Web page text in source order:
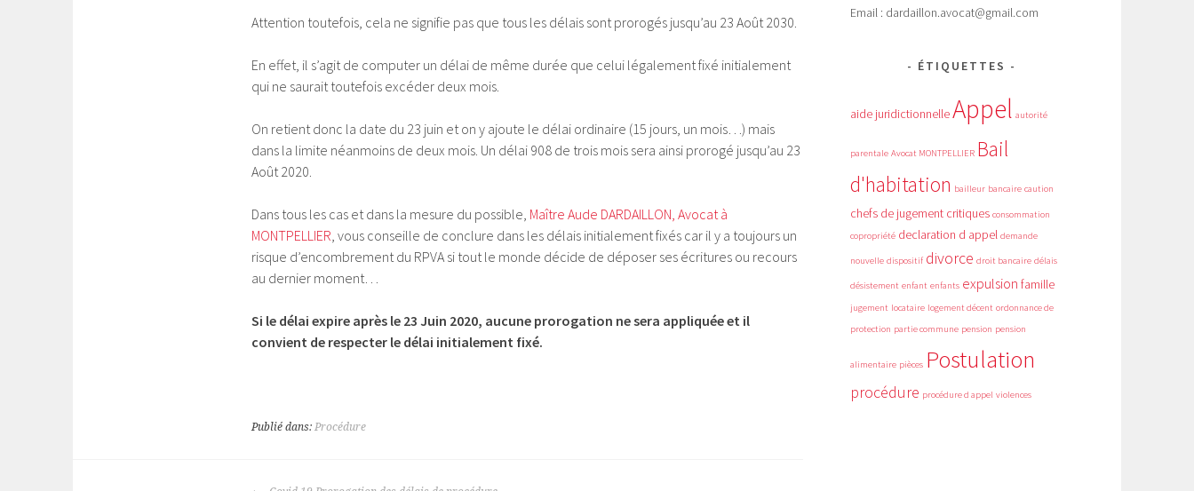
Attention toutefois, cela ne signifie pas que tous les délais sont prorogés jusqu’au 23 Août 2030.
En effet, il s’agit de computer un délai de même durée que celui légalement fixé initialement
qui ne saurait toutefois excéder deux mois.
On retient donc la date du 23 juin et on y ajoute le délai ordinaire (15 jours, un mois…) mais
dans la limite néanmoins de deux mois. Un délai 908 de trois mois sera ainsi prorogé jusqu’au 23
Août 2020.
Dans tous les cas et dans la mesure du possible, Maître Aude DARDAILLON, Avocat à
MONTPELLIER, vous conseille de conclure dans les délais initialement fixés car il y a toujours un
risque d’encombrement du RPVA si tout le monde décide de déposer ses écritures ou recours
au dernier moment…
Si le délai expire après le 23 Juin 2020, aucune prorogation ne sera appliquée et il
convient de respecter le délai initialement fixé.
Publié dans: Procédure
Email : dardaillon.avocat@gmail.com
ÉTIQUETTES
aide juridictionnelleAppel autorité
parentale Avocat MONTPELLIER Bail
d'habitation bailleur bancaire caution
chefs de jugement critiques consommation
copropriété declaration d appel demande
nouvelle dispositif divorce droit bancaire délais
désistement enfant enfants expulsion famille
jugement locataire logement décent ordonnance de
protection partie commune pension pension
alimentaire pièces Postulation
procédure procédure d appel violences